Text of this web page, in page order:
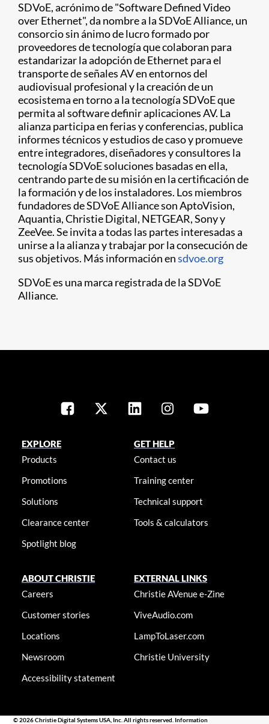
SDVoE, acrónimo de "Software Defined Video
over Ethernet", da nombre a la SDVoE Alliance, un
consorcio sin ánimo de lucro formado por
proveedores de tecnología que colaboran para
estandarizar la adopción de Ethernet para el
transporte de señales AV en entornos del
audiovisual profesional y la creación de un
ecosistema en torno a la tecnología SDVoE que
permita al software definir aplicaciones AV. La
alianza participa en ferias y conferencias, publica
informes técnicos y estudios de caso y promueve
entre integradores, diseñadores y consultores la
tecnología SDVoE soluciones basadas en ella,
centrando parte de su misión en la certificación de
la formación y de los instaladores. Los miembros
fundadores de SDVoE Alliance son AptoVision,
Aquantia, Christie Digital, NETGEAR, Sony y
ZeeVee. Se invita a todas las partes interesadas a
unirse a la alianza y trabajar por la consecución de
sus objetivos. Más información ensdvoe.org
SDVoE es una marca registrada de la SDVoE
Alliance.​
EXPLORE
Products
Promotions
Solutions
Clearance center
Spotlight blog
GET HELP
Contact us
Training center
Technical support
Tools & calculators
ABOUT CHRISTIE
Careers
Customer stories
Locations
Newsroom
Accessibility statement
EXTERNAL LINKS
Christie AVenue e-Zine
ViveAudio.com
LampToLaser.com
Christie University
© 2026 Christie Digital Systems USA, Inc. All rights reserved. Information